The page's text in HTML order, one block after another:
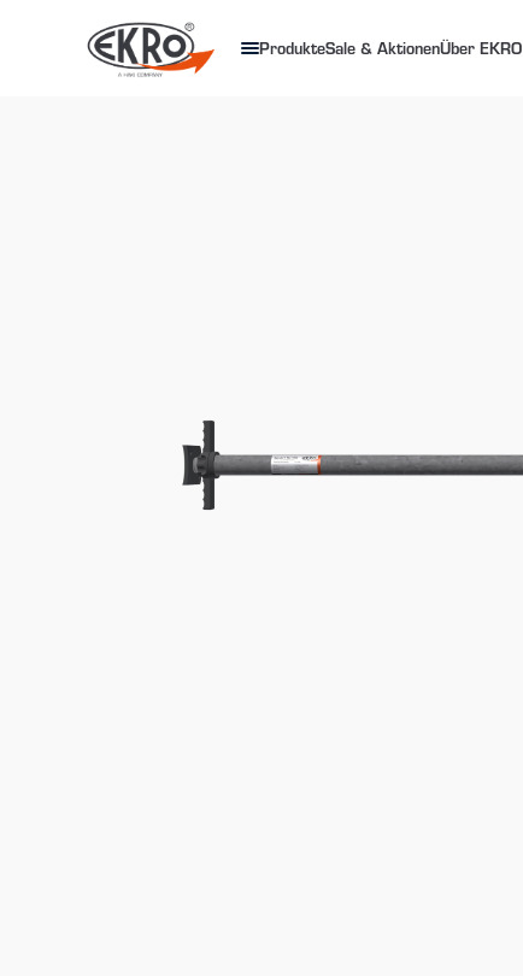
ProdukteSale & AktionenÜber EKRO